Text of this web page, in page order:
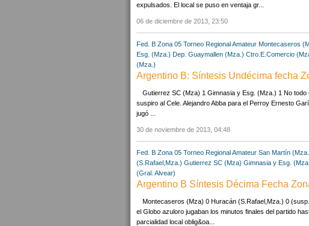
expulsados. El local se puso en ventaja gr...
06 de diciembre de 2013, 23:50
Fed. B Zona 05 Torneo Regional Amateur Montecaseros
Esg. (Mza.) Dep. Guaymallen (Mza.) Ctro.E.Comercio
(Mza.)
Argentino B: Síntesis Undécima fecha
Gutierrez SC (Mza) 1 Gimnasia y Esg. (Mza.) 1 No
suspiro al Cele. Alejandro Abba para el Perroy Ernesto
jugó ...
30 de noviembre de 2013, 04:48
Fed. B Zona 05 Torneo Regional Amateur San Martín
(S.Rafael,Mza.) Gutierrez SC (Mza) Gimnasia y Esg.
(Gral. Alvear)
Argentino B Síntesis Décima Fecha
Montecaseros (Mza) 0 Huracán (S.Rafael,Mza.) 0
el Globo azuloro jugaban los minutos finales del partido
parcialidad local oblig&oa...